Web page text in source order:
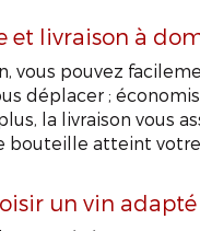
et livraison à
vous pouvez
déplacer ;
la livraison vous
bouteille atteint
un vin